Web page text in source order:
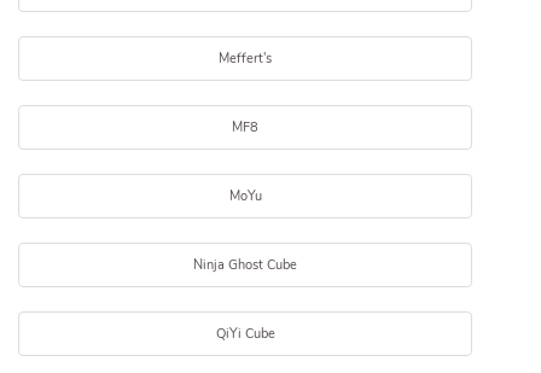
Meffert's
MF8
MoYu
Ninja Ghost Cube
QiYi Cube